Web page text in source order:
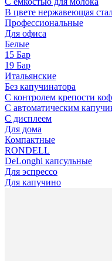
В цвете нержавеющая
Профессиональные
Для офиса
Белые
15 Бар
19 Бар
Итальянские
Без капучинатора
С контролем крепости
С автоматическим
С дисплеем
Для дома
Компактные
RONDELL
DeLonghi капсульные
Для эспрессо
Для капучино